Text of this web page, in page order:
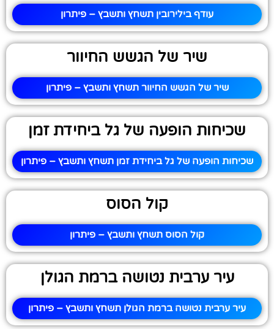
עודף בילירובין תשחץ ותשבץ – פיתרון
שיר של הגשש החיוור
שיר של הגשש החיוור תשחץ ותשבץ – פיתרון
שכיחות הופעה של גל ביחידת זמן
שכיחות הופעה של גל ביחידת זמן תשחץ ותשבץ – פיתרון
קול הסוס
קול הסוס תשחץ ותשבץ – פיתרון
עיר ערבית נטושה ברמת הגולן
עיר ערבית נטושה ברמת הגולן תשחץ ותשבץ – פיתרון